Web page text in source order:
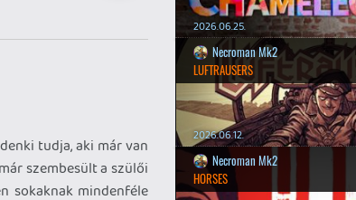
tudja, aki már van
szembesült a szülői
sokaknak mindenféle
2026.06.25.
Necroman Mk2
LUFTRAUSERS
2026.06.12.
Necroman Mk2
HORSES